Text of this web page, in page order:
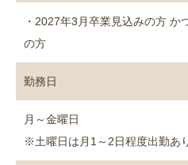
・2027年3月卒業見込みの方 か
の方
勤務日
月～金曜日
※土曜日は月1～2日程度出勤あ